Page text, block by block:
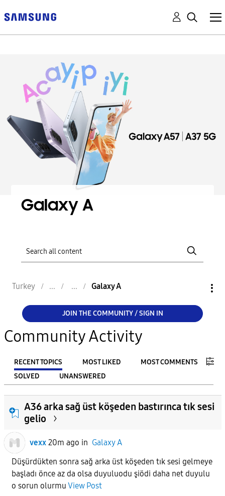
Galaxy A
Turkey Galaxy A
JOIN THE COMMUNITY / SIGN IN
Community Activity
RECENT TOPICS MOST LIKED
MOST COMMENTS
SOLVED
UNANSWERED
FILTER:
From
APPLY
A36 arka sağ üst köşeden bastırınca tık sesi
gelio
vexx 20m ago in Galaxy A
Düşürdükten sonra sağ arka üst köşeden tık sesi gelmeye
başladı önce az da olsa duyuluodu şiödi daha net duyulu
o sorun olurmu View Post